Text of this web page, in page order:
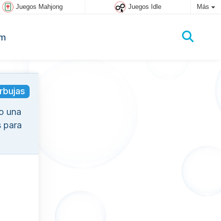
Juegos Mahjong Juegos Idle Más
una
para